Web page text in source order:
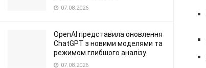
07.08.2026
OpenAI представила оновлення
ChatGPT з новими моделями та
режимом глибшого аналізу
07.08.2026